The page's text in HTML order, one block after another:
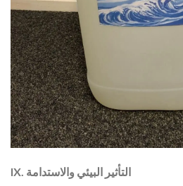
IX. التأثير البيئي والاستدامة